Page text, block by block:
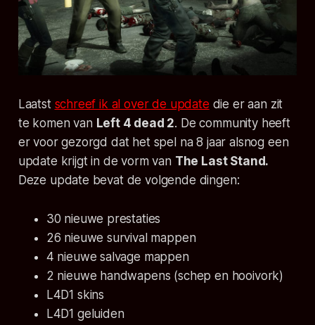
Laatst schreef ik al over de update die er aan zit
te komen van Left 4 dead 2. De community heeft
er voor gezorgd dat het spel na 8 jaar alsnog een
update krijgt in de vorm van The Last Stand.
Deze update bevat de volgende dingen:
30 nieuwe prestaties
26 nieuwe survival mappen
4 nieuwe salvage mappen
2 nieuwe handwapens (schep en hooivork)
L4D1 skins
L4D1 geluiden